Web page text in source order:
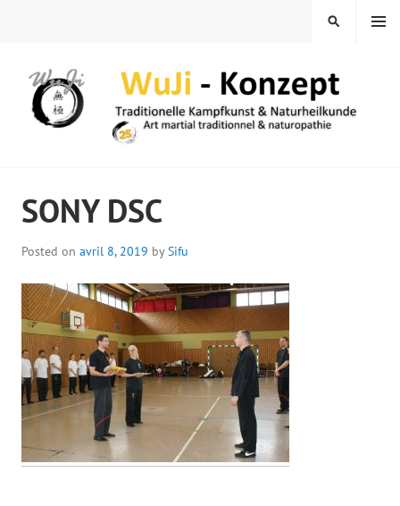
MENU
SEARCH
SONY DSC
Posted on avril 8, 2019 bySifu